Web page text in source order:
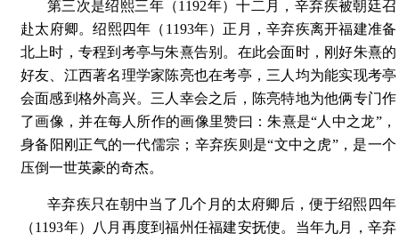
第三次是绍熙三年（1192年）十二月，辛弃疾被朝廷召
赴太府卿。绍熙四年（1193年）正月，辛弃疾离开福建准备
北上时，专程到考亭与朱熹告别。在此会面时，刚好朱熹的
好友、江西著名理学家陈亮也在考亭，三人均为能实现考亭
会面感到格外高兴。三人幸会之后，陈亮特地为他俩专门作
了画像，并在每人所作的画像里赞曰：朱熹是“人中之龙”，
身备阳刚正气的一代儒宗；辛弃疾则是“文中之虎”，是一个
压倒一世英豪的奇杰。
辛弃疾只在朝中当了几个月的太府卿后，便于绍熙四年
（1193年）八月再度到福州任福建安抚使。当年九月，辛弃